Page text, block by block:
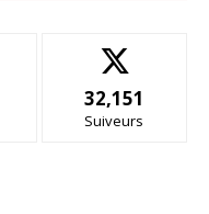
32,151
Suiveurs